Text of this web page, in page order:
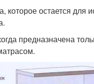
которое остается для
предназначена